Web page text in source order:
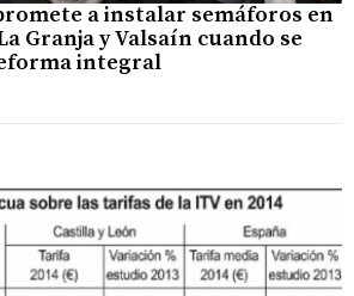
a instalar semáforos en
Granja y Valsaín cuando se
integral